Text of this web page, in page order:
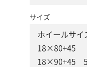
サイズ
ホイールサイ
18×80+45
18×90+45